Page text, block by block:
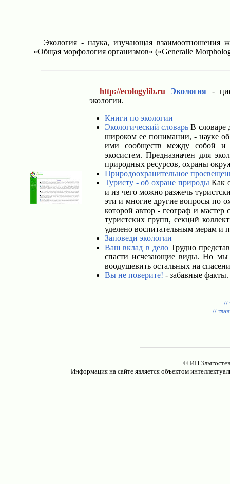
Экология - наука, изучающая
«Общая морфология организмов» («Generalle
http://ecologylib.ru Экология -
экологии.
Книги по экологии
Экологический словарь В словаре
широком ее понимании, - науке
ими сообществ между собой и
экосистем. Предназначен для
природных ресурсов, охраны
Природоохранительное
Туристу - об охране природыКак
и из чего можно разжечь
эти и многие другие вопросы по
которой автор - географ и
туристских групп, секций
уделено воспитательным мерам и
Заповеди экологии
Ваш вклад в делоТрудно
спасти исчезающие виды. Но мы
воодушевить остальных на
Вы не поверите! - забавные факты.
//
//
© ИП
Информация на сайте является объектом